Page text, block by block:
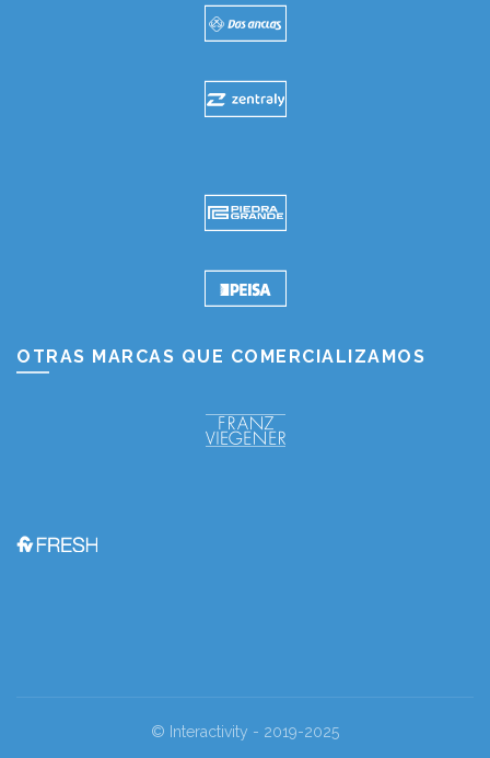
OTRAS MARCAS QUE COMERCIALIZAMOS
© Interactivity - 2019-2025